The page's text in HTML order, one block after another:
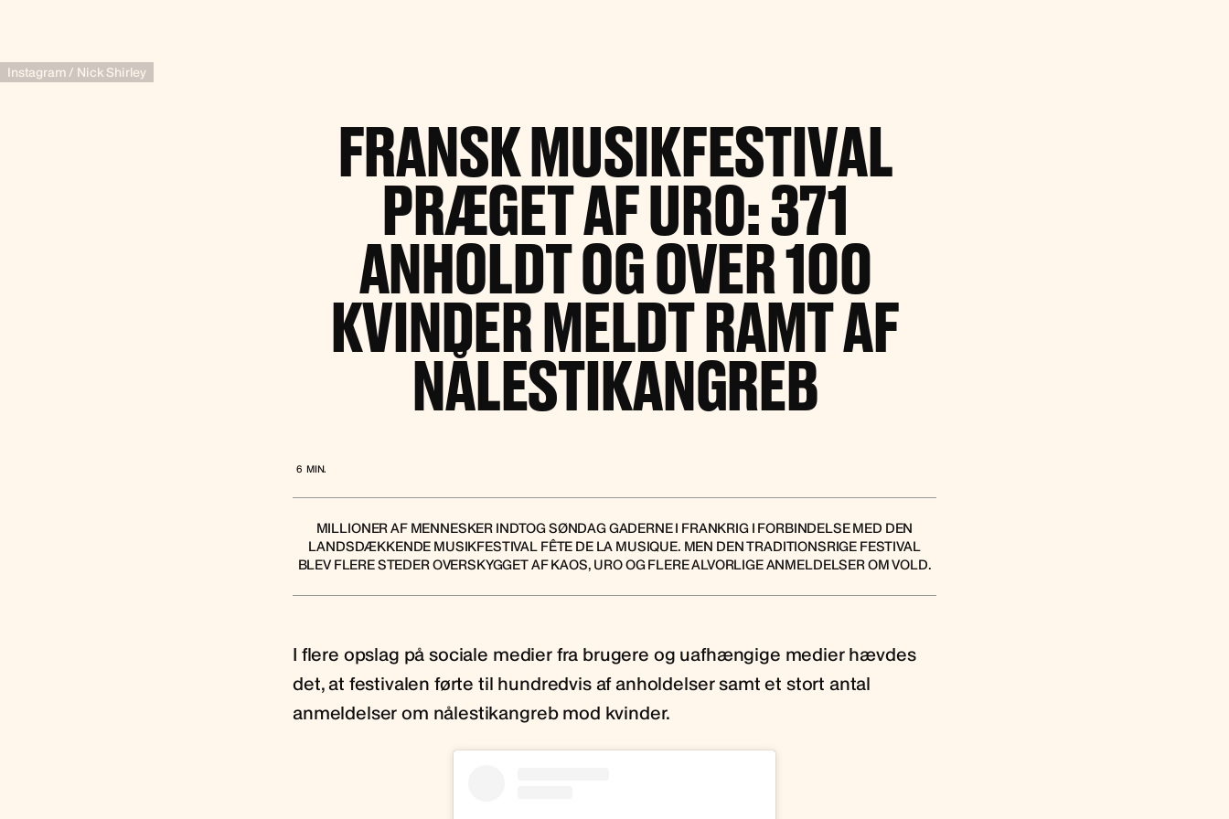
Instagram / Nick Shirley
FRANSK MUSIKFESTIVAL
PRÆGET AF URO: 371
ANHOLDT OG OVER 100
KVINDER MELDT RAMT AF
NÅLESTIKANGREB
6 MIN.
MILLIONER AF MENNESKER INDTOG SØNDAG GADERNE I FRANKRIG I FORBINDELSE MED DEN
LANDSDÆKKENDE MUSIKFESTIVAL FÊTE DE LA MUSIQUE. MEN DEN TRADITIONSRIGE FESTIVAL
BLEV FLERE STEDER OVERSKYGGET AF KAOS, URO OG FLERE ALVORLIGE ANMELDELSER OM VOLD.
I flere opslag på sociale medier fra brugere og uafhængige medier hævdes
det, at festivalen førte til hundredvis af anholdelser samt et stort antal
anmeldelser om nålestikangreb mod kvinder.